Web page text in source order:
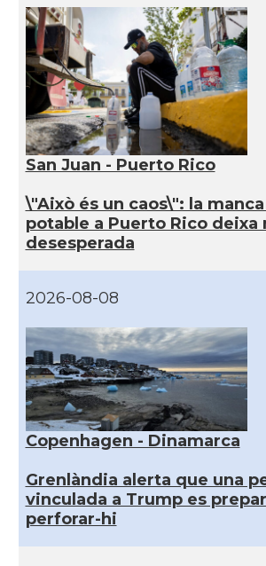
San Juan - Puerto Rico
\"Això és un caos\": la
potable a Puerto Rico
desesperada
2026-08-08
Copenhagen - Dinamarca
Grenlàndia alerta que una
vinculada a Trump es
perforar-hi